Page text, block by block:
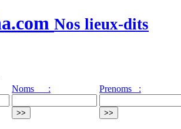
Nos lieux-dits
Noms : Prenoms :